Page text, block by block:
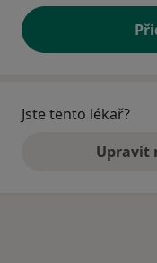
Jste tento lékař?
Upravit